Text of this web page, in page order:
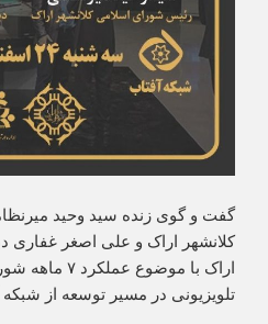
گفت و گوی زنده سید وحید
کلانشهر اراک و علی اصغر غفاری
اراک با موضوع
تلویزیونی در مسیر توسعه از شبکه